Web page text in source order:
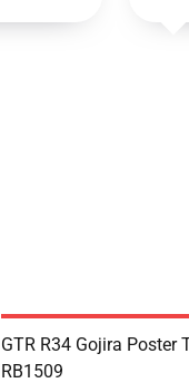
GTR R34 Gojira Poster
RB1509